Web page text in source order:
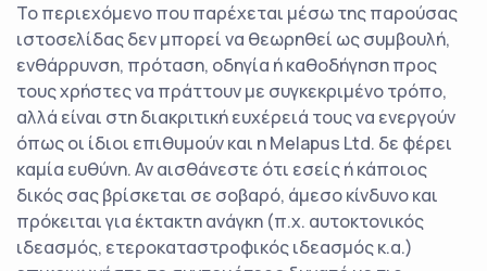
Το περιεχόμενο που παρέχεται μέσω της παρούσας
ιστοσελίδας δεν μπορεί να θεωρηθεί ως συμβουλή,
ενθάρρυνση, πρόταση, οδηγία ή καθοδήγηση προς
τους χρήστες να πράττουν με συγκεκριμένο τρόπο,
αλλά είναι στη διακριτική ευχέρειά τους να ενεργούν
όπως οι ίδιοι επιθυμούν και η Melapus Ltd. δε φέρει
καμία ευθύνη. Αν αισθάνεστε ότι εσείς ή κάποιος
δικός σας βρίσκεται σε σοβαρό, άμεσο κίνδυνο και
πρόκειται για έκτακτη ανάγκη (π.χ. αυτοκτονικός
ιδεασμός, ετεροκαταστροφικός ιδεασμός κ.α.)